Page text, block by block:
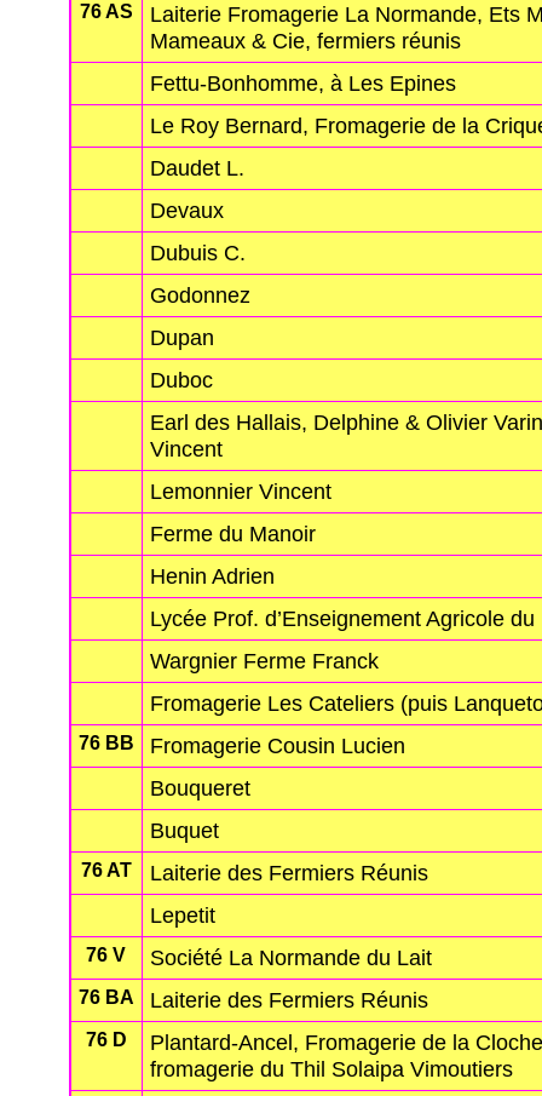
76 AS
Laiterie Fromagerie La Normande, Ets
Mameaux & Cie, fermiers réunis
Fettu-Bonhomme, à Les Epines
Le Roy Bernard, Fromagerie de la
Daudet L.
Devaux
Dubuis C.
Godonnez
Dupan
Duboc
Earl des Hallais, Delphine & Olivier
Vincent
Lemonnier Vincent
Ferme du Manoir
Henin Adrien
Lycée Prof. d’Enseignement Agricole
Wargnier Ferme Franck
Fromagerie Les Cateliers (puis
76 BB
Fromagerie Cousin Lucien
Bouqueret
Buquet
76 AT
Laiterie des Fermiers Réunis
Lepetit
76 V Société La Normande du Lait
76 BA Laiterie des Fermiers Réunis
76 D
Plantard-Ancel, Fromagerie de la
fromagerie du Thil Solaipa Vimoutiers